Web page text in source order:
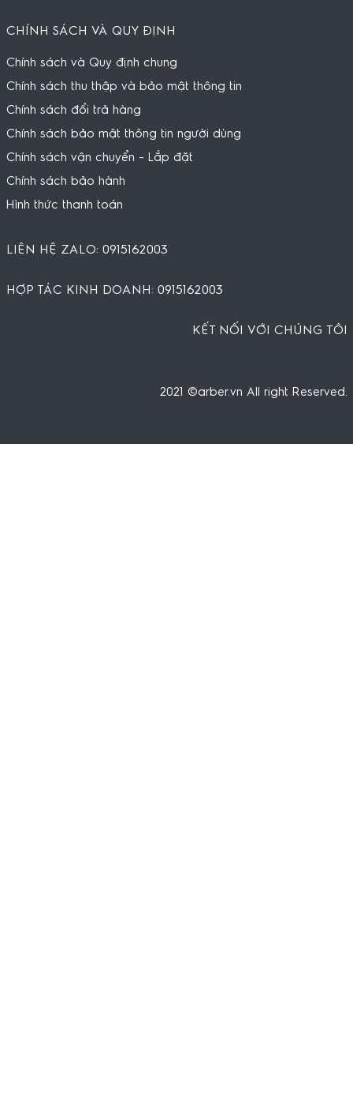
CHÍNH SÁCH VÀ QUY ĐỊNH
Chính sách và Quy định chung
Chính sách thu thập và bảo mật thông tin
Chính sách đổi trả hàng
Chính sách bảo mật thông tin người dùng
Chính sách vận chuyển - Lắp đặt
Chính sách bảo hành
Hình thức thanh toán
LIÊN HỆ ZALO: 0915162003
HỢP TÁC KINH DOANH: 0915162003
KẾT NỐI VỚI CHÚNG TÔI
2021 ©arber.vn All right Reserved.